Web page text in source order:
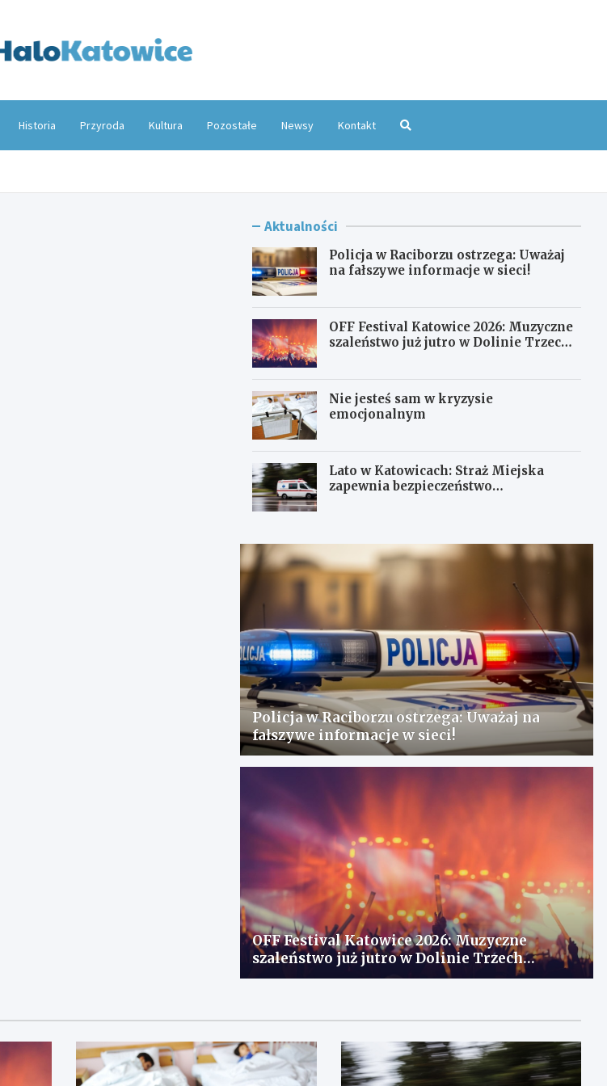
Historia Przyroda Kultura Pozostałe Newsy Kontakt
Aktualności
Policja w Raciborzu ostrzega: Uważaj
na fałszywe informacje w sieci!
OFF Festival Katowice 2026: Muzyczne
szaleństwo już jutro w Dolinie Trzech
Nie jesteś sam w kryzysie
emocjonalnym
Lato w Katowicach: Straż Miejska
zapewnia bezpieczeństwo
Policja w Raciborzu ostrzega: Uważaj na
fałszywe informacje w sieci!
OFF Festival Katowice 2026: Muzyczne
szaleństwo już jutro w Dolinie Trzech
Stawów!